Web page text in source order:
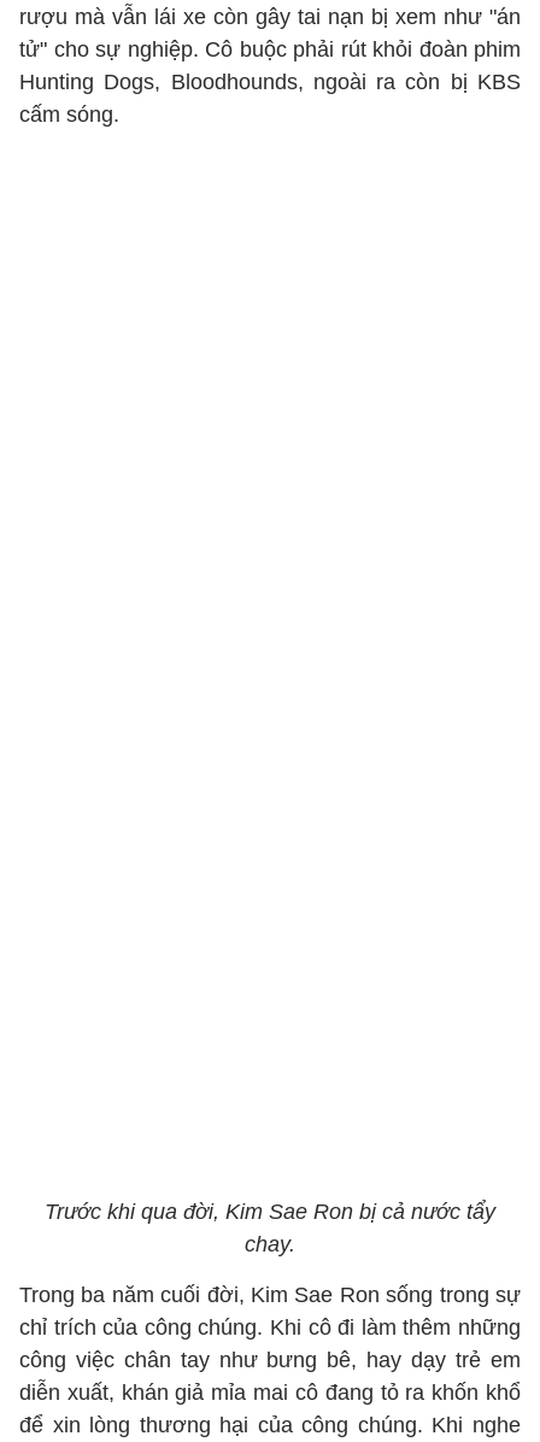
rượu mà vẫn lái xe còn gây tai nạn bị xem như "án
tử" cho sự nghiệp. Cô buộc phải rút khỏi đoàn phim
Hunting Dogs, Bloodhounds, ngoài ra còn bị KBS
cấm sóng.
Trước khi qua đời, Kim Sae Ron bị cả nước tẩy
chay.
Trong ba năm cuối đời, Kim Sae Ron sống trong sự
chỉ trích của công chúng. Khi cô đi làm thêm những
công việc chân tay như bưng bê, hay dạy trẻ em
diễn xuất, khán giả mỉa mai cô đang tỏ ra khốn khổ
để xin lòng thương hại của công chúng. Khi nghe